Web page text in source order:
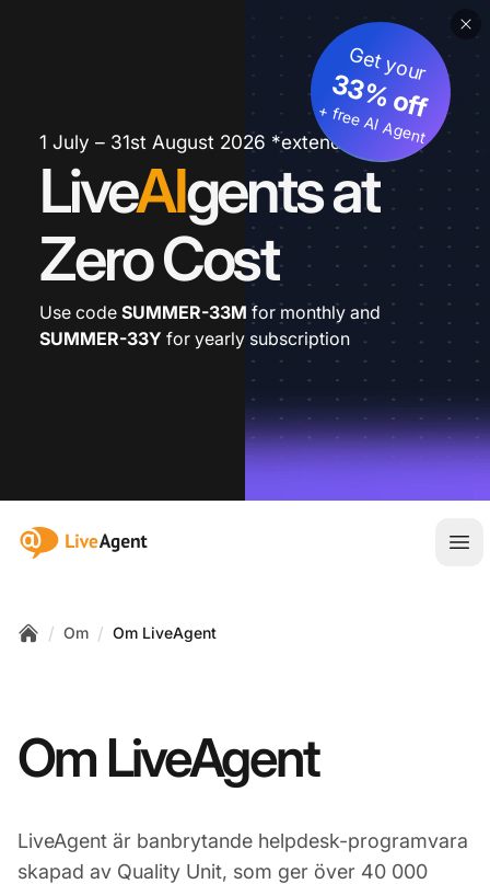
1 July – 31st August 2026 *extended
LiveAIgents at
Zero Cost
Get your
33% off
+ free AI Agent
Use code SUMMER-33M for monthly and
SUMMER-33Y for yearly subscription
:site.title
/ Om / Om LiveAgent
Om LiveAgent
LiveAgent är banbrytande helpdesk-programvara
skapad av Quality Unit, som ger över 40 000